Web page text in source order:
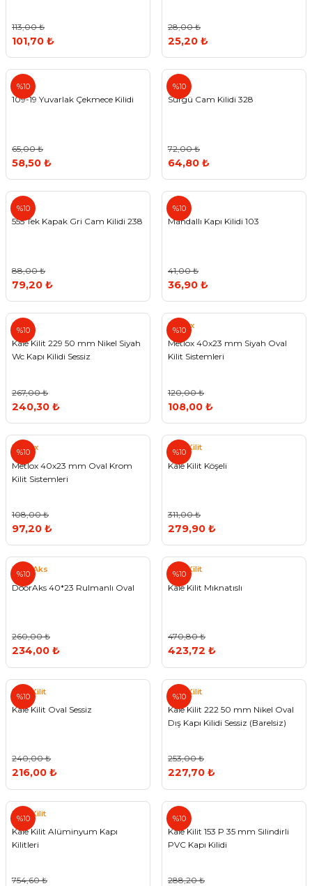
113,00 ₺
101,70 ₺
28,00 ₺
25,20 ₺
%10
Std
109-19 Yuvarlak Çekmece Kilidi
65,00 ₺
58,50 ₺
%10
Sürgü Cam Kilidi 328
72,00 ₺
64,80 ₺
%10
555
555 Tek Kapak Gri Cam Kilidi 238
88,00 ₺
79,20 ₺
%10
Mandallı Kapı Kilidi 103
41,00 ₺
36,90 ₺
%10
Kale
Kale Kilit 229 50 mm Nikel Siyah
Wc Kapı Kilidi Sessiz
267,00 ₺
240,30 ₺
%10
Metlox
Metlox 40x23 mm Siyah Oval
Kilit Sistemleri
120,00 ₺
108,00 ₺
%10
Metlox
Metlox 40x23 mm Oval Krom
Kilit Sistemleri
108,00 ₺
97,20 ₺
%10
Kale Kilit
Kale Kilit Köşeli
311,00 ₺
279,90 ₺
%10
DoorAks
DoorAks 40*23 Rulmanlı Oval
260,00 ₺
234,00 ₺
%10
Kale Kilit
Kale Kilit Mıknatıslı
470,80 ₺
423,72 ₺
%10
Kale Kilit
Kale Kilit Oval Sessiz
240,00 ₺
216,00 ₺
%10
Kale Kilit
Kale Kilit 222 50 mm Nikel Oval
Dış Kapı Kilidi Sessiz (Barelsiz)
253,00 ₺
227,70 ₺
%10
Kale Kilit
Kale Kilit Alüminyum Kapı
Kilitleri
754,60 ₺
%10
Kale Kilit 153 P 35 mm Silindirli
PVC Kapı Kilidi
288,20 ₺